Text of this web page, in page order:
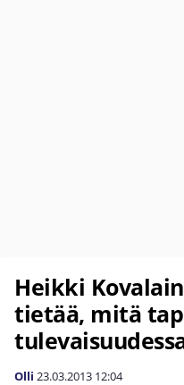
Heikki
tietää, mitä
Olli 23.03.2013 12:04